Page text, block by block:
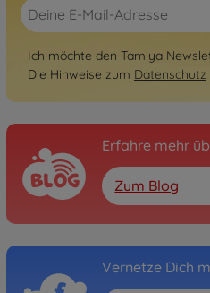
Ich möchte den Tamiya
Die Hinweise zum Datenschutz
Erfahre mehr
Zum Blog
Vernetze Dich